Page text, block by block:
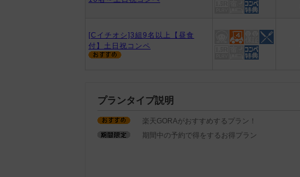
[Cイチオシ]3組9名以上【昼食
付】土日祝コンペ
プランタイプ説明
楽天GORAがおすすめするプラン！
期間中の予約で得をするお得プラン